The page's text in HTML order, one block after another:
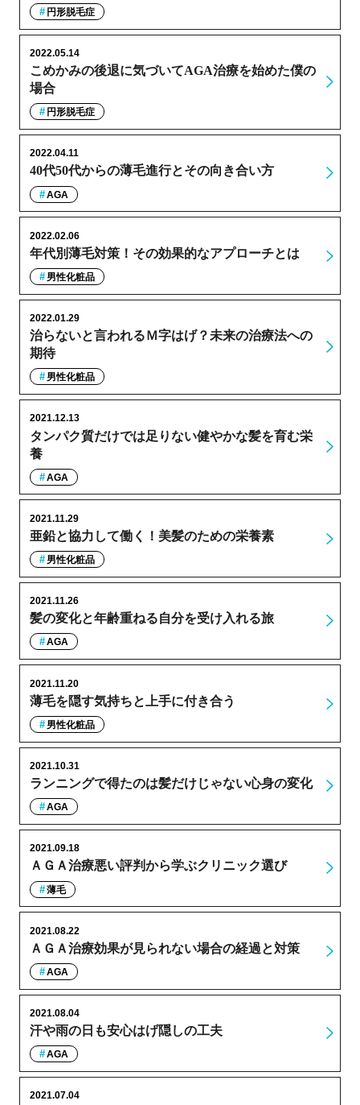
円形脱毛症
こめかみの後退に気づいてAGA治療を始めた僕の
場合
2022.05.14
円形脱毛症
40代50代からの薄毛進行とその向き合い方
2022.04.11
AGA
年代別薄毛対策！その効果的なアプローチとは
2022.02.06
男性化粧品
治らないと言われるＭ字はげ？未来の治療法への
期待
2022.01.29
男性化粧品
タンパク質だけでは足りない健やかな髪を育む栄
養
2021.12.13
AGA
亜鉛と協力して働く！美髪のための栄養素
2021.11.29
男性化粧品
髪の変化と年齢重ねる自分を受け入れる旅
2021.11.26
AGA
薄毛を隠す気持ちと上手に付き合う
2021.11.20
男性化粧品
ランニングで得たのは髪だけじゃない心身の変化
2021.10.31
AGA
ＡＧＡ治療悪い評判から学ぶクリニック選び
2021.09.18
薄毛
ＡＧＡ治療効果が見られない場合の経過と対策
2021.08.22
AGA
汗や雨の日も安心はげ隠しの工夫
2021.08.04
AGA
2021.07.04